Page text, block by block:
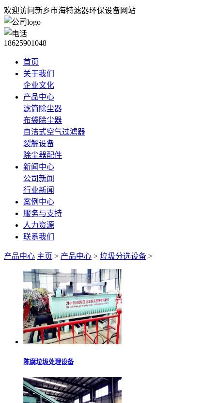
欢迎访问新乡市海特滤器环保设备网站
18625901048
首页
关于我们
企业文化
产品中心
滤筒除尘器
布袋除尘器
自洁式空气过滤器
裂解设备
除尘器配件
新闻中心
公司新闻
行业新闻
案例中心
服务与支持
人力资源
联系我们
产品中心 主页 > 产品中心 > 垃圾分选设备 >
陈腐垃圾处理设备